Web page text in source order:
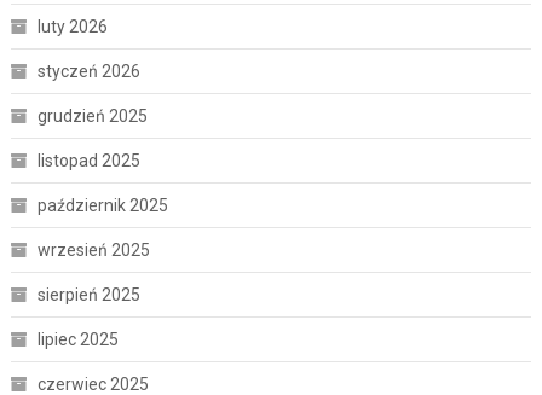
luty 2026
styczeń 2026
grudzień 2025
listopad 2025
październik 2025
wrzesień 2025
sierpień 2025
lipiec 2025
czerwiec 2025